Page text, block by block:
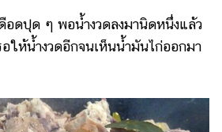
อดปุด ๆ พอน้ำงวดลงมานิดหนึ่งแล้ว
ให้น้ำงวดอีกจนเห็นน้ำมันไก่ออกมา